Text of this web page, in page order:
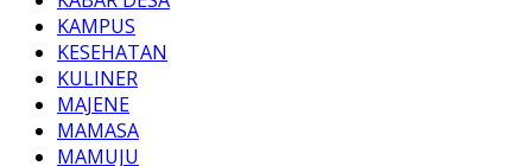
KAMPUS
KESEHATAN
KULINER
MAJENE
MAMASA
MAMUJU